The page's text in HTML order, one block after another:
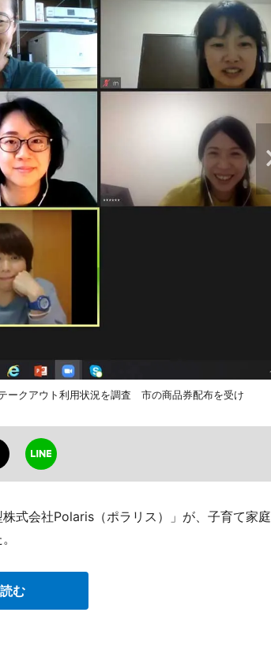
ークアウト利用状況を調査 市の商品券配布を受け
式会社Polaris（ポラリス）」が、子育て家庭
む